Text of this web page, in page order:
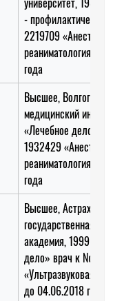
-
2219709
реаниматология»
года
Высшее,
медицинский
«Лечебное
1932429
реаниматология»
года
Высшее,
государственная
академия, 1999 год,
дело» врач к №
«Ультразвуковая
до 04.06.2018 года